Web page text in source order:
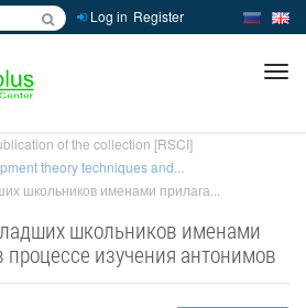
Log in Register
of the collection [RSCI]
theory techniques and...
школьников именами прилага...
школьников именами
изучения антонимов